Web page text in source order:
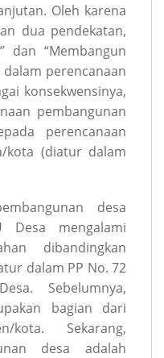
Oleh karena
dua pendekatan,
dan “Membangun
dalam perencanaan
konsekwensinya,
pembangunan
perencanaan
kota (diatur dalam
desa
mengalami
dibandingkan
dalam PP No. 72
Sebelumnya,
bagian dari
kota. Sekarang,
desa adalah